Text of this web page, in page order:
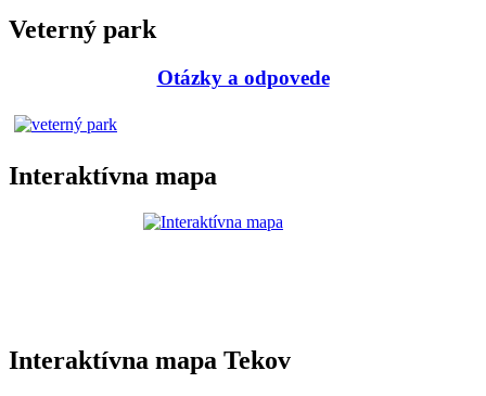
Veterný park
Otázky a odpovede
Interaktívna mapa
Interaktívna mapa Tekov